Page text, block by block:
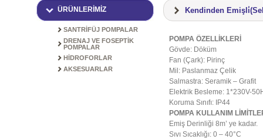
ÜRÜNLERİMİZ
SANTRİFÜJ POMPALAR
DRENAJ VE FOSEPTİK
POMPALAR
HİDROFORLAR
AKSESUARLAR
Kendinden
POMPA ÖZELLİKLERİ
Gövde: Döküm
Fan (Çark): Pirinç
Mil: Paslanmaz Çelik
Salmastra: Seramik – Grafit
Elektrik Besleme: 1*230V-
Koruma Sınıfı: IP44
POMPA KULLANIM
Emiş Derinliği 8m’ ye kadar.
Sıvı Sıcaklığı: 0 – 40°C